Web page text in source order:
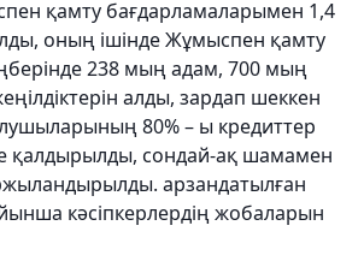
қамту бағдарламаларымен 1,4
оның ішінде Жұмыспен қамту
238 мың адам, 700 мың
алды, зардап шеккен
80% – ы кредиттер
қалдырылды, сондай-ақ шамамен
арзандатылған
кәсіпкерлердің жобаларын